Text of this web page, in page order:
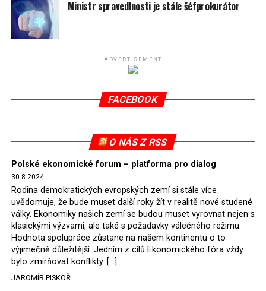
spotřeby.
Připomeňme, že ukončení těžby hnědého uhlí pro
(SDEU) v souvislosti se stížnostmi českých samospráv
verdiktem španělské soudkyně Rosario Silva de Lapureta
tomuto rozhodnutí nevyhověla, proto na žádost
2022, než byl tento případ z důvodu uzavření dohody
Polska s Českou republikou o odstranění příčin sporu o
důl Turów vymazán z rejstříku tribunálu. Celkem si
Polsko nechalo z přiznaných evropských fondů odečíst
asi 70 milionů eur na pokutách a 45 milionů eur
zaplatilo jako odškodnění České republice – ale jak důl,
tak elektrárna nadále fungovaly. Už tehdy zástupci
tehdejší opozice a dnes vládnoucí koalice, jako
místopředseda Občanské platformy (PO) Rafał
Ministr spravedlnosti je stále šéfprokurátor
ADVERTISEMENT
FACEBOOK
O NÁS Z RSS
Polské ekonomické forum – platforma pro dialog
30.8.2024
Rodina demokratických evropských zemí si stále více
uvědomuje, že bude muset další roky žít v realitě nové studené
války. Ekonomiky našich zemí se budou muset vyrovnat nejen s
klasickými výzvami, ale také s požadavky válečného režimu.
Hodnota spolupráce zůstane na našem kontinentu o to
výjimečně důležitější. Jedním z cílů Ekonomického fóra vždy
bylo zmírňovat konflikty. […]
JAROMÍR PISKOŘ